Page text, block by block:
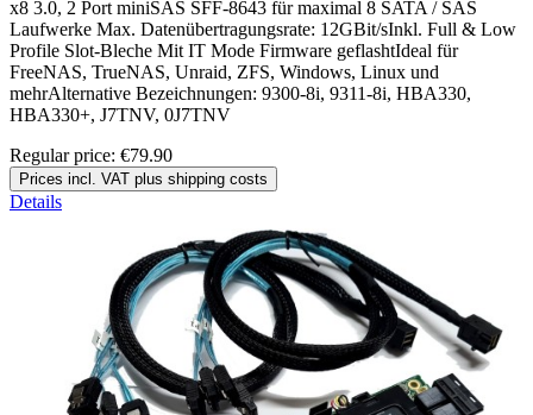
x8 3.0, 2 Port miniSAS SFF-8643 für maximal 8 SATA / SAS
Laufwerke Max. Datenübertragungsrate: 12GBit/sInkl. Full & Low
Profile Slot-Bleche Mit IT Mode Firmware geflashtIdeal für
FreeNAS, TrueNAS, Unraid, ZFS, Windows, Linux und
mehrAlternative Bezeichnungen: 9300-8i, 9311-8i, HBA330,
HBA330+, J7TNV, 0J7TNV
Regular price: €79.90
Prices incl. VAT plus shipping costs
Details